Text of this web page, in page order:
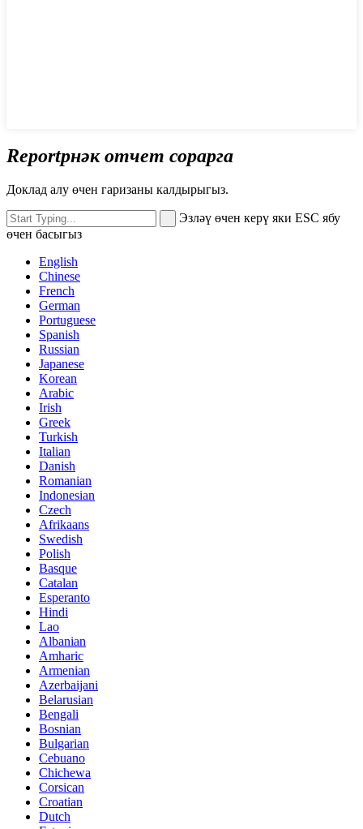
Reportрнәк отчет сорарга
Доклад алу өчен гаризаны калдырыгыз.
Эзләү өчен керү яки ESC ябу
өчен басыгыз
English
Chinese
French
German
Portuguese
Spanish
Russian
Japanese
Korean
Arabic
Irish
Greek
Turkish
Italian
Danish
Romanian
Indonesian
Czech
Afrikaans
Swedish
Polish
Basque
Catalan
Esperanto
Hindi
Lao
Albanian
Amharic
Armenian
Azerbaijani
Belarusian
Bengali
Bosnian
Bulgarian
Cebuano
Chichewa
Corsican
Croatian
Dutch